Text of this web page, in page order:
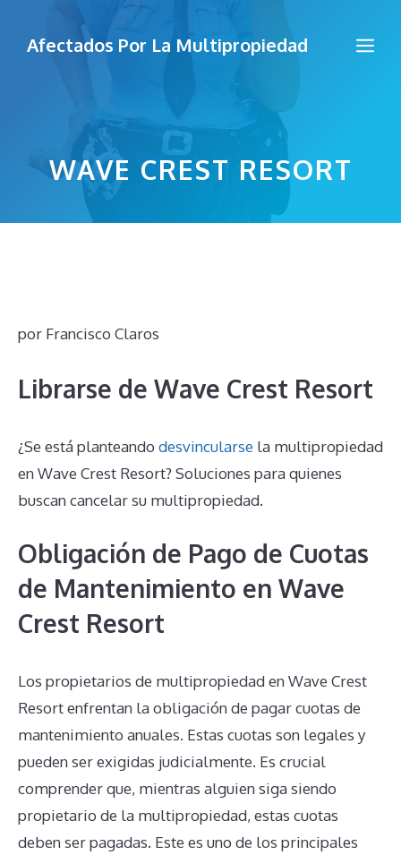
Afectados Por La Multipropiedad
WAVE CREST RESORT
por Francisco Claros
Librarse de Wave Crest Resort
¿Se está planteando desvincularse la multipropiedad
en Wave Crest Resort? Soluciones para quienes
buscan cancelar su multipropiedad.
Obligación de Pago de Cuotas
de Mantenimiento en Wave
Crest Resort
Los propietarios de multipropiedad en Wave Crest
Resort enfrentan la obligación de pagar cuotas de
mantenimiento anuales. Estas cuotas son legales y
pueden ser exigidas judicialmente. Es crucial
comprender que, mientras alguien siga siendo
propietario de la multipropiedad, estas cuotas
deben ser pagadas. Este es uno de los principales